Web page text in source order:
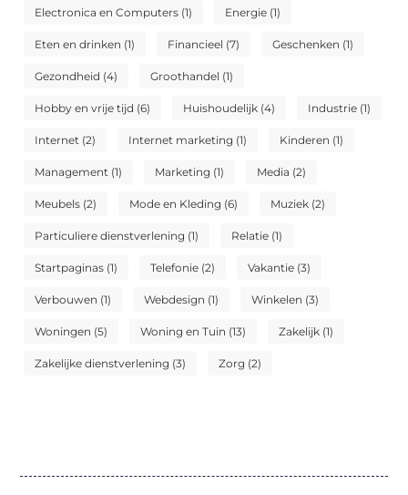
Electronica en Computers (1) Energie (1)
Eten en drinken (1) Financieel (7) Geschenken (1)
Gezondheid (4) Groothandel (1)
Hobby en vrije tijd (6) Huishoudelijk (4) Industrie (1)
Internet (2) Internet marketing (1) Kinderen (1)
Management (1) Marketing (1) Media (2)
Meubels (2) Mode en Kleding (6) Muziek (2)
Particuliere dienstverlening (1) Relatie (1)
Startpaginas (1) Telefonie (2) Vakantie (3)
Verbouwen (1) Webdesign (1) Winkelen (3)
Woningen (5) Woning en Tuin (13) Zakelijk (1)
Zakelijke dienstverlening (3) Zorg (2)